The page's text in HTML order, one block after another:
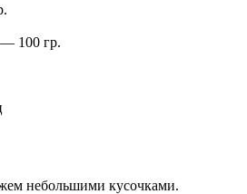
100 гр.
небольшими кусочками.